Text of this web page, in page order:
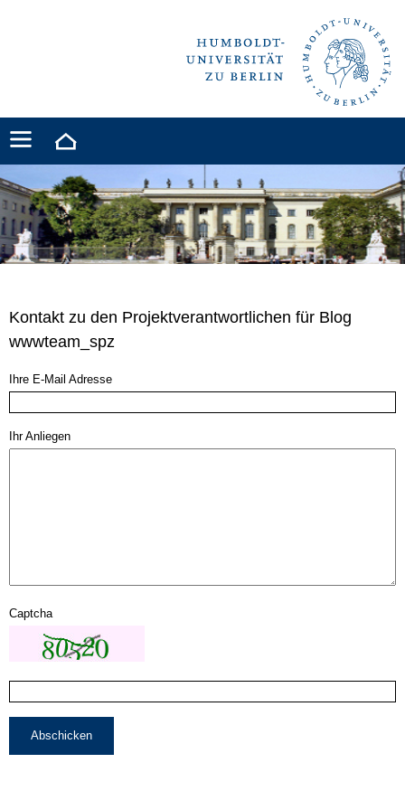
Kontakt zu den Projektverantwortlichen für Blog
wwwteam_spz
Ihre E-Mail Adresse
Ihr Anliegen
Captcha
Abschicken